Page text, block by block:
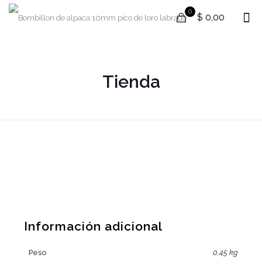
0
$ 0,00
Tienda
Información adicional
Peso 0,45 kg